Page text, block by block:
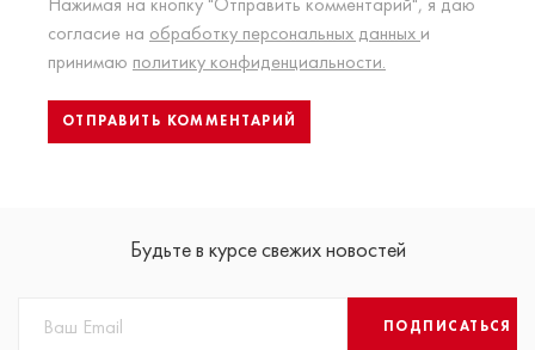
согласие на обработку персональных данных и
принимаю политику конфиденциальности.
Будьте в курсе свежих новостей
ПОДПИСАТЬСЯ